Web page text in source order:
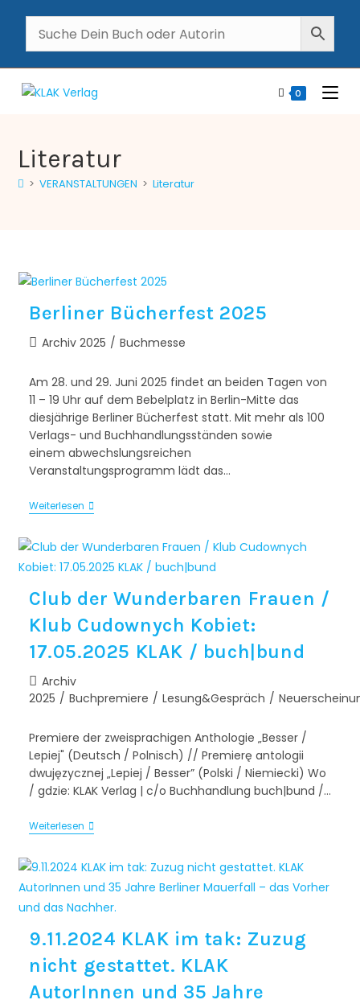
0
Literatur
> VERANSTALTUNGEN > Literatur
Berliner Bücherfest 2025
Archiv 2025 / Buchmesse
Am 28. und 29. Juni 2025 findet an beiden Tagen von
11 – 19 Uhr auf dem Bebelplatz in Berlin-Mitte das
diesjährige Berliner Bücherfest statt. Mit mehr als 100
Verlags- und Buchhandlungsständen sowie
einem abwechslungsreichen
Veranstaltungsprogramm lädt das…
Weiterlesen
Club der Wunderbaren Frauen /
Klub Cudownych Kobiet:
17.05.2025 KLAK / buch|bund
Archiv
2025 / Buchpremiere / Lesung&Gespräch /
Premiere der zweisprachigen Anthologie „Besser /
Lepiej" (Deutsch / Polnisch) // Premierę antologii
dwujęzycznej „Lepiej / Besser” (Polski / Niemiecki) Wo
/ gdzie: KLAK Verlag | c/o Buchhandlung buch|bund /…
Weiterlesen
9.11.2024 KLAK im tak: Zuzug
nicht gestattet. KLAK
AutorInnen und 35 Jahre